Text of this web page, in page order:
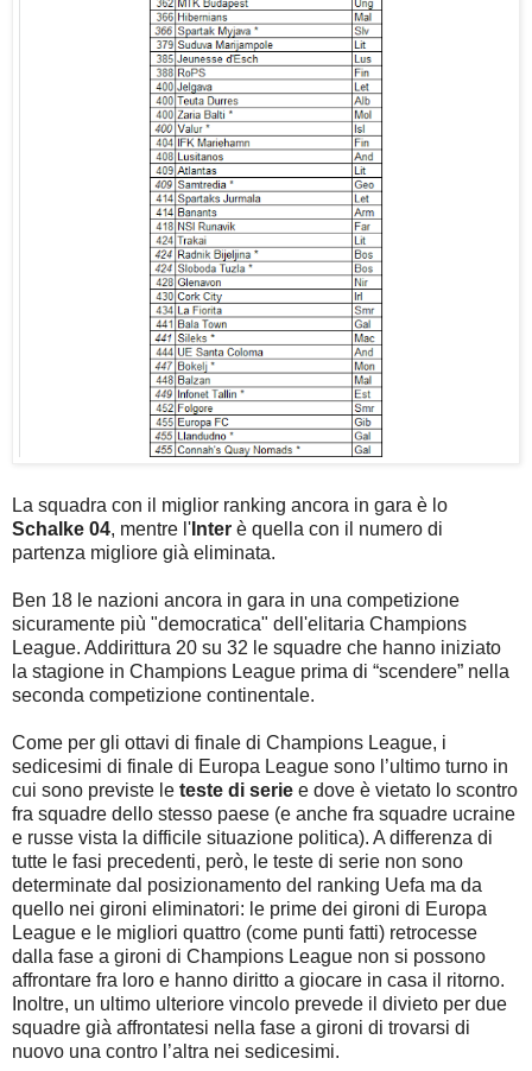
La squadra con il miglior ranking ancora in gara è lo
Schalke 04, mentre l' Inter è quella con il numero di
partenza migliore già eliminata.
Ben 18 le nazioni ancora in gara in una competizione
sicuramente più "democratica" dell'elitaria Champions
League. Addirittura 20 su 32 le squadre che hanno iniziato
la stagione in Champions League prima di “scendere” nella
seconda competizione continentale.
Come per gli ottavi di finale di Champions League, i
sedicesimi di finale di Europa League sono l’ultimo turno in
cui sono previste le teste di serie e dove è vietato lo scontro
fra squadre dello stesso paese (e anche fra squadre ucraine
e russe vista la difficile situazione politica). A differenza di
tutte le fasi precedenti, però, le teste di serie non sono
determinate dal posizionamento del ranking Uefa ma da
quello nei gironi eliminatori: le prime dei gironi di Europa
League e le migliori quattro (come punti fatti) retrocesse
dalla fase a gironi di Champions League non si possono
affrontare fra loro e hanno diritto a giocare in casa il ritorno.
Inoltre, un ultimo ulteriore vincolo prevede il divieto per due
squadre già affrontatesi nella fase a gironi di trovarsi di
nuovo una contro l’altra nei sedicesimi.